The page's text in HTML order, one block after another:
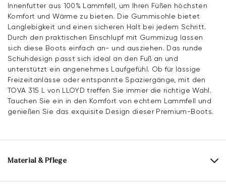
Innenfutter aus 100% Lammfell, um Ihren Füßen höchsten
Komfort und Wärme zu bieten. Die Gummisohle bietet
Langlebigkeit und einen sicheren Halt bei jedem Schritt.
Durch den praktischen Einschlupf mit Gummizug lassen
sich diese Boots einfach an- und ausziehen. Das runde
Schuhdesign passt sich ideal an den Fuß an und
unterstützt ein angenehmes Laufgefühl. Ob für lässige
Freizeitanlässe oder entspannte Spaziergänge, mit den
TOVA 315 L von LLOYD treffen Sie immer die richtige Wahl.
Tauchen Sie ein in den Komfort von echtem Lammfell und
genießen Sie das exquisite Design dieser Premium-Boots.
Material & Pflege
Produktionsgrößengang: UK-Größen